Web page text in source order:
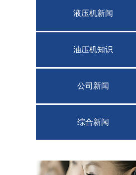
液压机新闻
油压机知识
公司新闻
综合新闻